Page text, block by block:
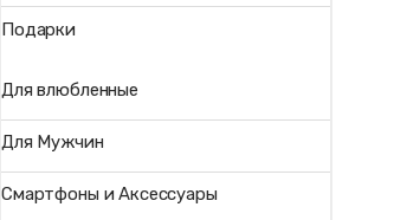
Подарки
Для влюбленные
Для Мужчин
Смартфоны и Аксессуары